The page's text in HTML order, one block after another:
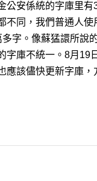
公安係統的字庫里
不同，我們普通人
字。像蘇猛譞所說
字庫不統一。8月
應該儘快更新字庫，